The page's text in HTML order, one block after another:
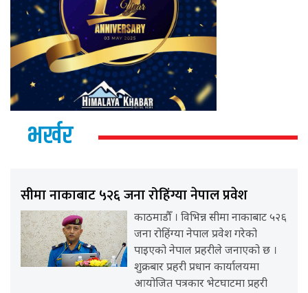
भर्खर
सीमा नाकाबाट ५२६ जना रोहिंग्या नेपाल प्रवेश
काठमाडौँ । विभिन्न सीमा नाकाबाट ५२६
जना रोहिंग्या नेपाल प्रवेश गरेको
पाइएको नेपाल प्रहरीले जनाएको छ ।
शुक्रबार प्रहरी प्रधान कार्यालयमा
आयोजित पत्रकार भेटघाटमा प्रहरी